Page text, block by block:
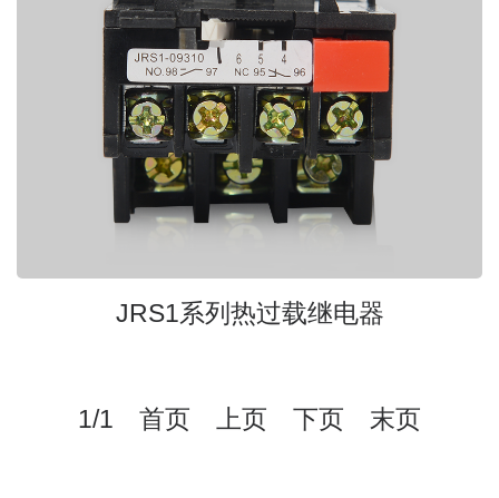
JRS1系列热过载继电器
1/1 首页 上页 下页 末页